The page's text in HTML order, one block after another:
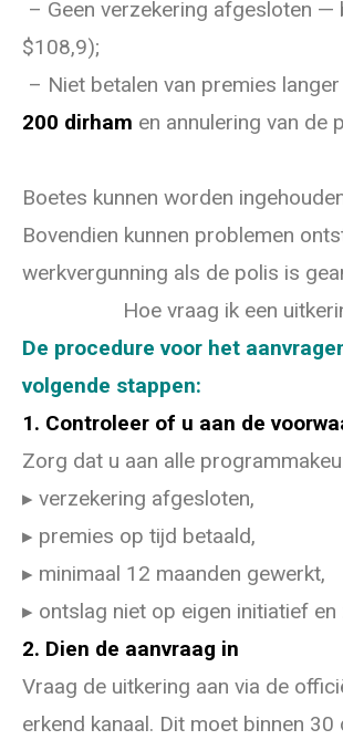
– Geen verzekering afgesloten —
$108,9);
– Niet betalen van premies
200 dirham en annulering van de
Boetes kunnen worden
Bovendien kunnen problemen
werkvergunning als de polis is
Hoe vraag ik een
De procedure voor het
volgende stappen:
1. Controleer of u aan de
Zorg dat u aan alle
▸ verzekering afgesloten,
▸ premies op tijd betaald,
▸ minimaal 12 maanden gewerkt,
▸ ontslag niet op eigen initiatief
2. Dien de aanvraag in
Vraag de uitkering aan via de
erkend kanaal. Dit moet binnen